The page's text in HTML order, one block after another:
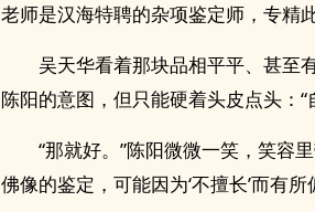
老师是汉海特聘的杂项鉴定师，专精
吴天华看着那块品相平平、甚至
陈阳的意图，但只能硬着头皮点头：
“那就好。”陈阳微微一笑，笑容
佛像的鉴定，可能因为‘不擅长’而有所